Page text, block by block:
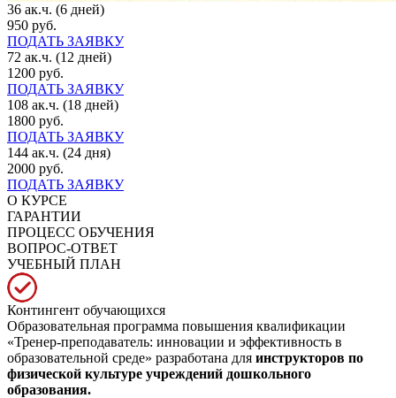
36 ак.ч. (6 дней)
950 руб.
ПОДАТЬ ЗАЯВКУ
72 ак.ч. (12 дней)
1200 руб.
ПОДАТЬ ЗАЯВКУ
108 ак.ч. (18 дней)
1800 руб.
ПОДАТЬ ЗАЯВКУ
144 ак.ч. (24 дня)
2000 руб.
ПОДАТЬ ЗАЯВКУ
О КУРСЕ
ГАРАНТИИ
ПРОЦЕСС ОБУЧЕНИЯ
ВОПРОС-ОТВЕТ
УЧЕБНЫЙ ПЛАН
Контингент обучающихся
Образовательная программа повышения квалификации
«Тренер-преподаватель: инновации и эффективность в
образовательной среде» разработана для инструкторов по
физической культуре учреждений дошкольного
образования.